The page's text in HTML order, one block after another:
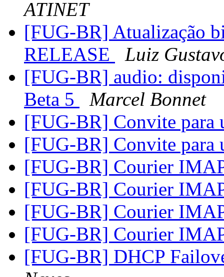
ATINET
[FUG-BR] Atualização
RELEASE
Luiz
[FUG-BR] audio:
Beta 5
Marcel Bonnet
[FUG-BR] Convite para
[FUG-BR] Convite para
[FUG-BR] Courier
[FUG-BR] Courier
[FUG-BR] Courier
[FUG-BR] Courier
[FUG-BR] DHCP